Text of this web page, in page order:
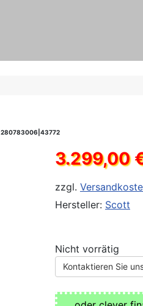
280783006|43772
3.299,00
zzgl.
Hersteller: Scott
Nicht vorrätig
Kontaktieren Sie